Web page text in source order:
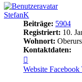
StefanK
Beiträge: 5904
Registriert: 10.
Wohnort:
Kontaktdaten:
von
StefanK
Website Facebook